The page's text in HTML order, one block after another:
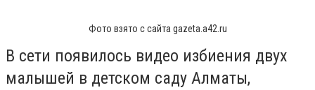
Фото взято с сайта gazeta.a42.ru
В сети появилось видео избиения двух
малышей в детском саду Алматы,